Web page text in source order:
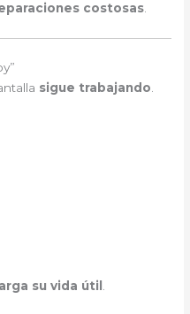
costosas.
sigue trabajando
su vida útil .